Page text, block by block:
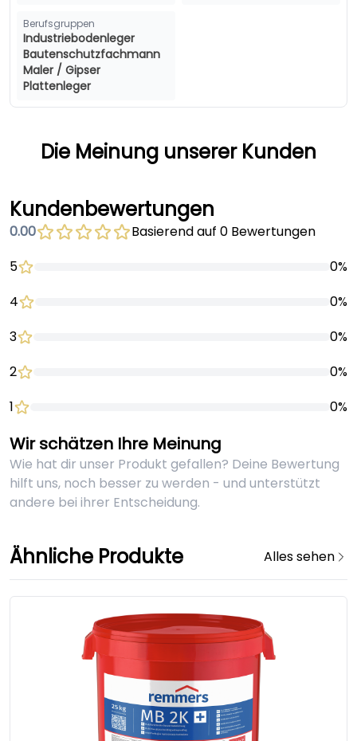
Berufsgruppen
Industriebodenleger
Bautenschutzfachmann
Maler / Gipser
Plattenleger
Die Meinung unserer Kunden
Kundenbewertungen
0.00
Basierend auf 0 Bewertungen
5
0%
4
0%
3
0%
2
0%
1
0%
Wir schätzen Ihre Meinung
Wie hat dir unser Produkt gefallen? Deine Bewertung
hilft uns, noch besser zu werden - und unterstützt
andere bei ihrer Entscheidung.
Ähnliche Produkte Alles sehen